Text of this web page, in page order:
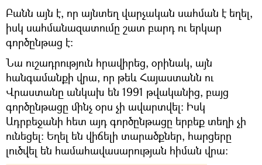
Բանն այն է, որ այնտեղ վարչական սահման է եղել,
իսկ սահմանազատումը շատ բարդ ու երկար
գործընթաց է։
Նա ուշադրություն հրավիրեց, օրինակ, այն
հանգամանքի վրա, որ թեև Հայաստանն ու
Վրաստանը անկախ են 1991 թվականից, բայց
գործընթացը մինչ օրս չի ավարտվել։ Իսկ
Ադրբեջանի հետ այդ գործընթացը երբեք տեղի չի
ունեցել։ Եղել են վիճելի տարածքներ, հարցերը
լուծվել են համահավասարության հիման վրա։